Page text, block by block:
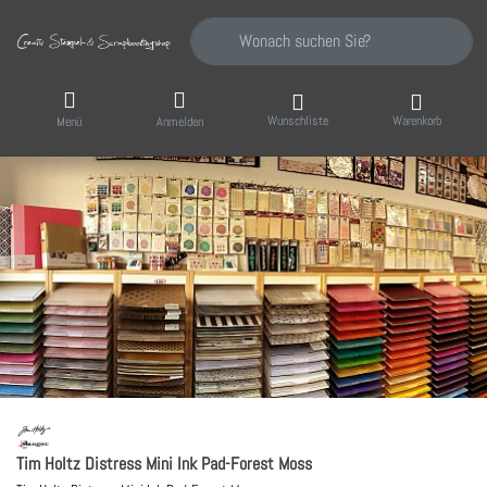
Geben Sie einen Suchbegriff ein. Während
Menü Anmelden Wunschliste Warenkorb
Tim Holtz Distress Mini Ink Pad-Forest Moss